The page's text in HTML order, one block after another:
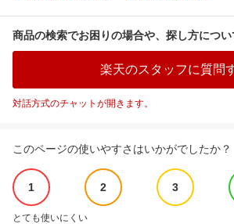
商品の検索でお困りの場合や、探し方につい
楽天のスタッフに質問
対話方式のチャットが開きます。
このページの使いやすさはいかがでしたか？
1 2 3
とても使いにくい